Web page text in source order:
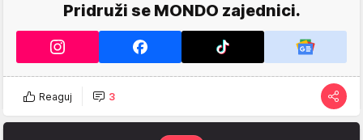
Pridruži se MONDO zajednici.
Reaguj 3